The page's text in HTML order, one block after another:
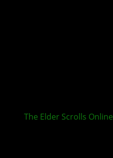
The Elder Scrolls Online